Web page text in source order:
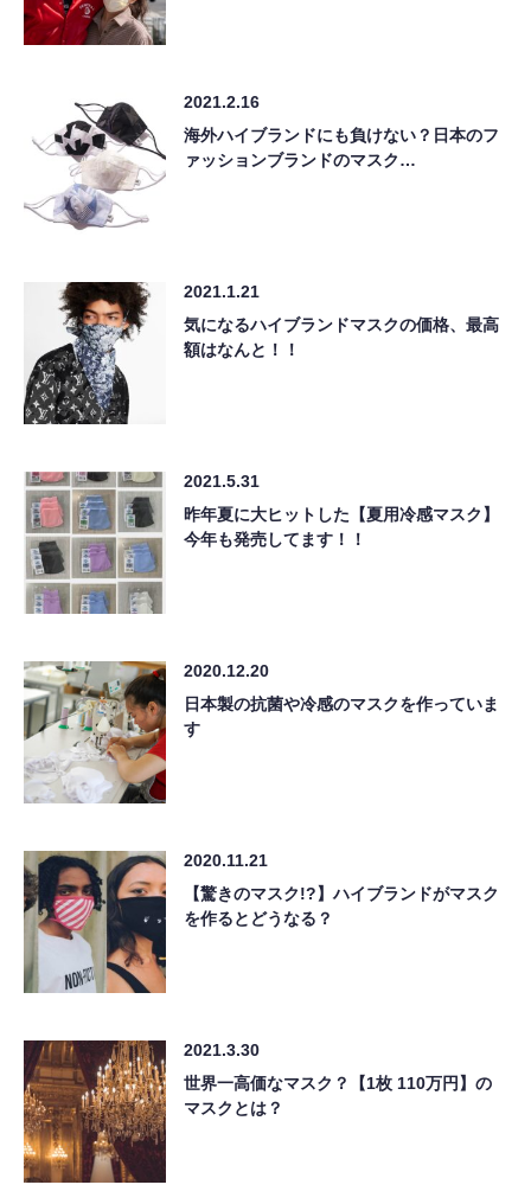
2021.2.16
海外ハイブランドにも負けない？日本のフ
ァッションブランドのマスク…
2021.1.21
気になるハイブランドマスクの価格、最高
額はなんと！！
2021.5.31
昨年夏に大ヒットした【夏用冷感マスク】
今年も発売してます！！
2020.12.20
日本製の抗菌や冷感のマスクを作っていま
す
2020.11.21
【驚きのマスク!?】ハイブランドがマスク
を作るとどうなる？
2021.3.30
世界一高価なマスク？【1枚 110万円】の
マスクとは？